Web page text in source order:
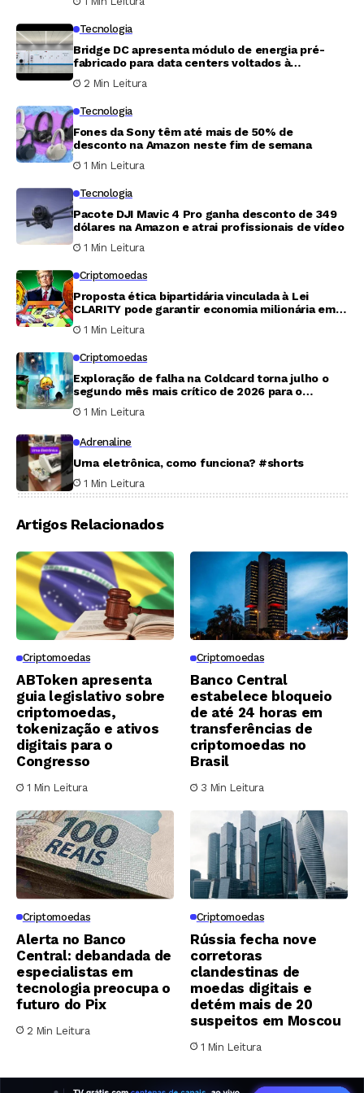
Tecnologia
Bridge DC apresenta módulo de energia pré-
fabricado para data centers voltados à
inteligência artificial
2 Min Leitura
Tecnologia
Fones da Sony têm até mais de 50% de
desconto na Amazon neste fim de semana
1 Min Leitura
Tecnologia
Pacote DJI Mavic 4 Pro ganha desconto de 349
dólares na Amazon e atrai profissionais de vídeo
1 Min Leitura
Criptomoedas
Proposta ética bipartidária vinculada à Lei
CLARITY pode garantir economia milionária em
tributos para Trump
1 Min Leitura
Criptomoedas
Exploração de falha na Coldcard torna julho o
segundo mês mais crítico de 2026 para o
mercado cripto
1 Min Leitura
Adrenaline
Urna eletrônica, como funciona? #shorts
1 Min Leitura
Artigos Relacionados
Criptomoedas
ABToken apresenta
guia legislativo sobre
criptomoedas,
tokenização e ativos
digitais para o
Congresso
1 Min Leitura
Criptomoedas
Banco Central
estabelece bloqueio
de até 24 horas em
transferências de
criptomoedas no
Brasil
3 Min Leitura
Criptomoedas
Alerta no Banco
Central: debandada de
especialistas em
tecnologia preocupa o
futuro do Pix
2 Min Leitura
Criptomoedas
Rússia fecha nove
corretoras
clandestinas de
moedas digitais e
detém mais de 20
suspeitos em Moscou
1 Min Leitura